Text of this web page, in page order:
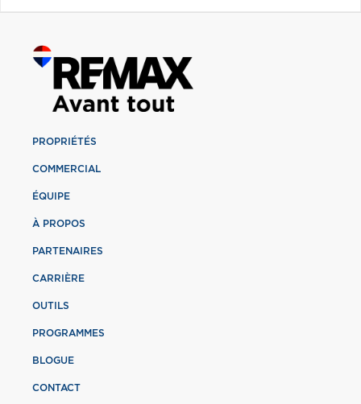
PROPRIÉTÉS
COMMERCIAL
ÉQUIPE
À PROPOS
PARTENAIRES
CARRIÈRE
OUTILS
PROGRAMMES
BLOGUE
CONTACT